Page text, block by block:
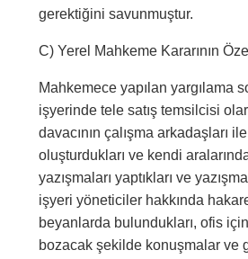
gerektiğini savunmuştur.
C) Yerel Mahkeme Kararının
Mahkemece yapılan yargılama
işyerinde tele satış temsilcisi
davacının çalışma arkadaşları
oluşturdukları ve kendi
yazışmaları yaptıkları ve
işyeri yöneticiler hakkında
beyanlarda bulundukları, ofis
bozacak şekilde konuşmalar ve